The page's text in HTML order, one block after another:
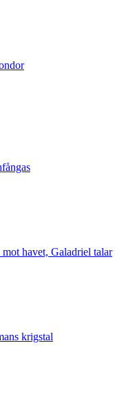
havet, Galadriel talar
krigstal